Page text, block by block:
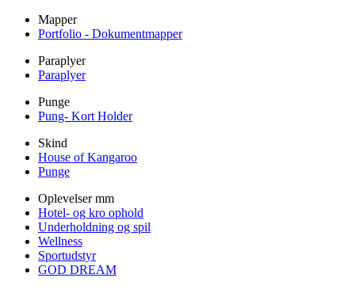
Mapper
Portfolio - Dokumentmapper
Paraplyer
Paraplyer
Punge
Pung- Kort Holder
Skind
House of Kangaroo
Punge
Oplevelser mm
Hotel- og kro ophold
Underholdning og spil
Wellness
Sportudstyr
GOD DREAM